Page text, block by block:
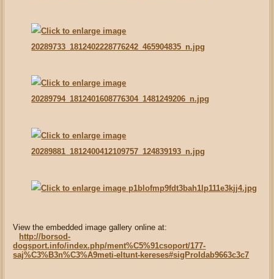
View the embedded image gallery online at:
http://borsod-
dogsport.info/index.php/ment%C5%91csoport/177-
saj%C3%B3n%C3%A9meti-eltunt-kereses#sigProIdab9663c3c7